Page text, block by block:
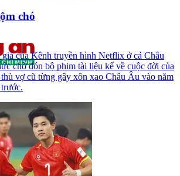
chó
của Kênh truyền hình Netflix ở cả Châu
chờ đón bộ phim tài liệu kể về cuộc đời của
vợ cũ từng gây xôn xao Châu Âu vào năm